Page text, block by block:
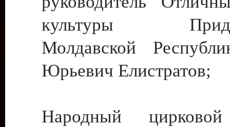
культуры
Молдавской
Юрьевич Елистратов;
Народный цирковой